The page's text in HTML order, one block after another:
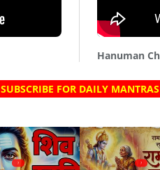
Hanuman
SUBSCRIBE FOR DAILY MANTRAS
? ?